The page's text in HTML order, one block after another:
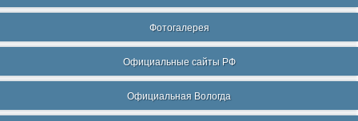
Фотогалерея
Официальные сайты РФ
Официальная Вологда